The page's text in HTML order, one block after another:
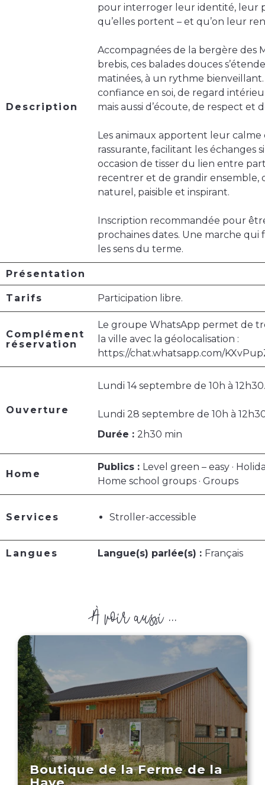
Description
pour interroger leur identité, leur
qu’elles portent – et qu’on leur
Accompagnées de la bergère des
brebis, ces balades douces
matinées, à un rythme
confiance en soi, de regard
mais aussi d’écoute, de respect et
Les animaux apportent leur
rassurante, facilitant les échanges
occasion de tisser du lien entre
recentrer et de grandir ensemble,
naturel, paisible et inspirant.
Inscription recommandée pour
prochaines dates. Une marche qui
les sens du terme.
Présentation
Tarifs Participation libre.
Complément
réservation
Le groupe WhatsApp permet de
la ville avec la géolocalisation :
https://chat.whatsapp.com/
Ouverture
Lundi 14 septembre de 10h à 12h30.
Lundi 28 septembre de 10h à
Durée : 2h30 min
Home
Publics : Level green – easy ·
Home school groups · Groups
Services Stroller-accessible
Langues Langue(s) parlée(s) : Français
À voir aussi ...
Boutique de la Ferme de la